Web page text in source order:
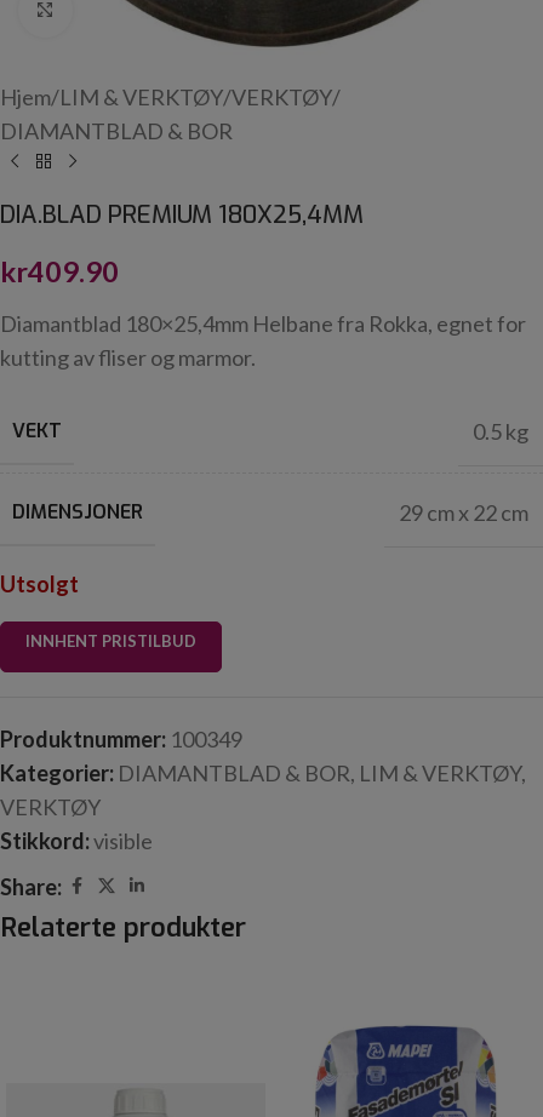
Click to enlarge
Hjem/LIM & VERKTØY/VERKTØY/
DIAMANTBLAD & BOR
DIA.BLAD PREMIUM 180X25,4MM
kr409.90
Diamantblad 180×25,4mm Helbane fra Rokka, egnet for
kutting av fliser og marmor.
VEKT 0.5 kg
DIMENSJONER 29 cm x 22 cm
Utsolgt
INNHENT PRISTILBUD
Produktnummer: 100349
Kategorier: DIAMANTBLAD & BOR, LIM & VERKTØY,
VERKTØY
Stikkord:visible
Share:
Relaterte produkter